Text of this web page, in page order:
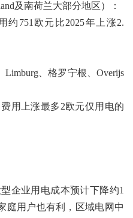
及南荷兰大部分地区）：
约751欧元比2025年上涨2.
Limburg、格罗宁根、Overijs
用上涨最多2欧元仅用电的
企业用电成本预计下降约1
庭用户也有利，区域电网中